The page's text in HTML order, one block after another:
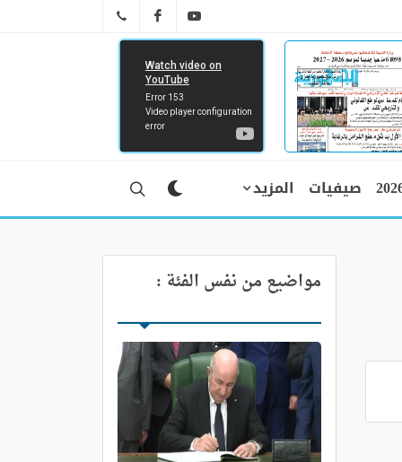
YT
FB
صيفيات المزيد
مواضيع من نفس الفئة :